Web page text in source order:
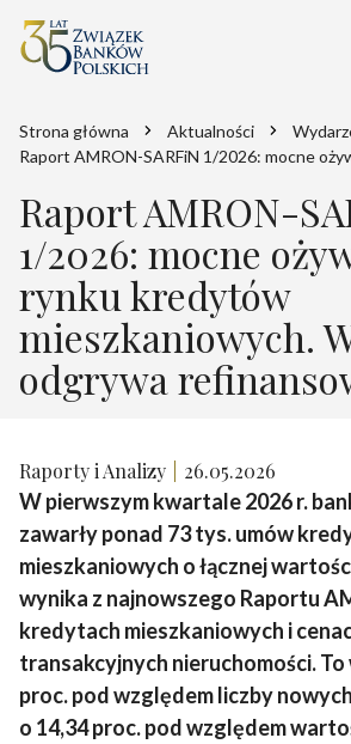
Strona główna Aktualności
Raport AMRON-SARFiN 1/2026: mocne
Raport AMRON-
1/2026: mocne
rynku kredytów
mieszkaniowych.
odgrywa
Raporty i Analizy 26.05.2026
W pierwszym kwartale 2026 r.
zawarły ponad 73 tys. umów
mieszkaniowych o łącznej
wynika z najnowszego Raportu
kredytach mieszkaniowych i
transakcyjnych nieruchomości.
proc. pod względem liczby
o 14,34 proc. pod względem